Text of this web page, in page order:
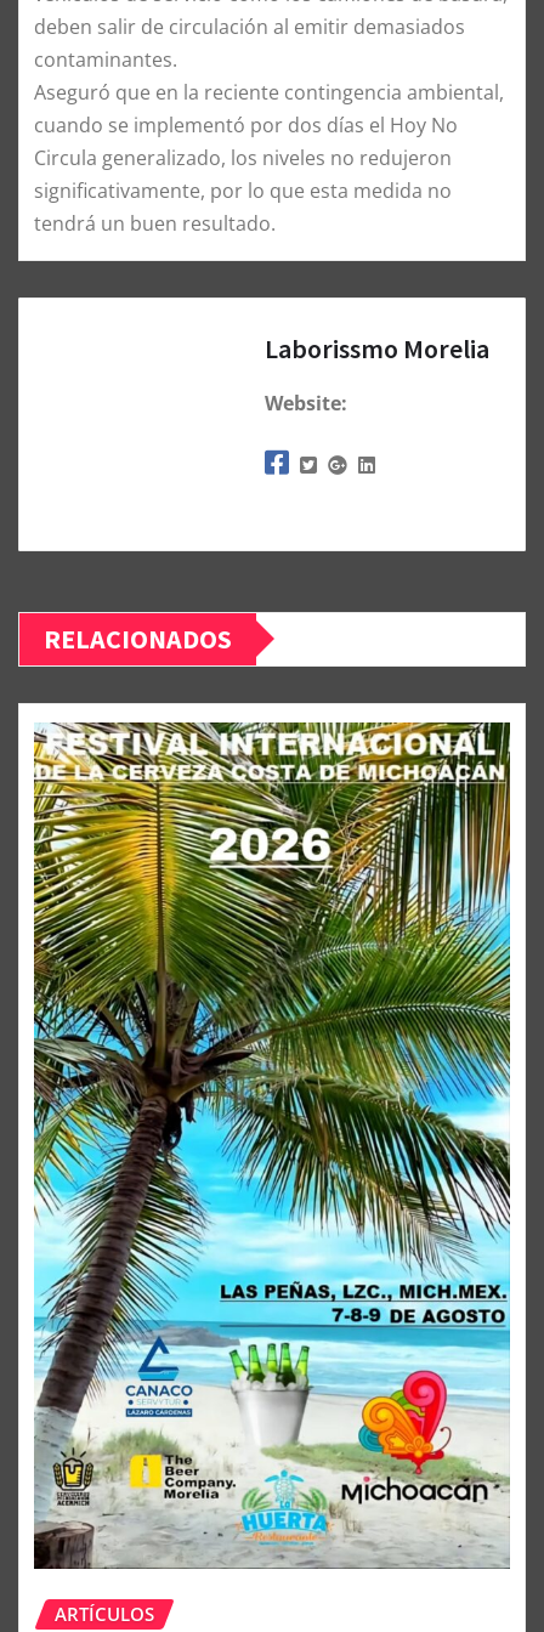
deben salir de circulación al emitir demasiados
contaminantes.
Aseguró que en la reciente contingencia ambiental,
cuando se implementó por dos días el Hoy No
Circula generalizado, los niveles no redujeron
significativamente, por lo que esta medida no
tendrá un buen resultado.
Laborissmo Morelia
Website:
RELACIONADOS
ARTÍCULOS